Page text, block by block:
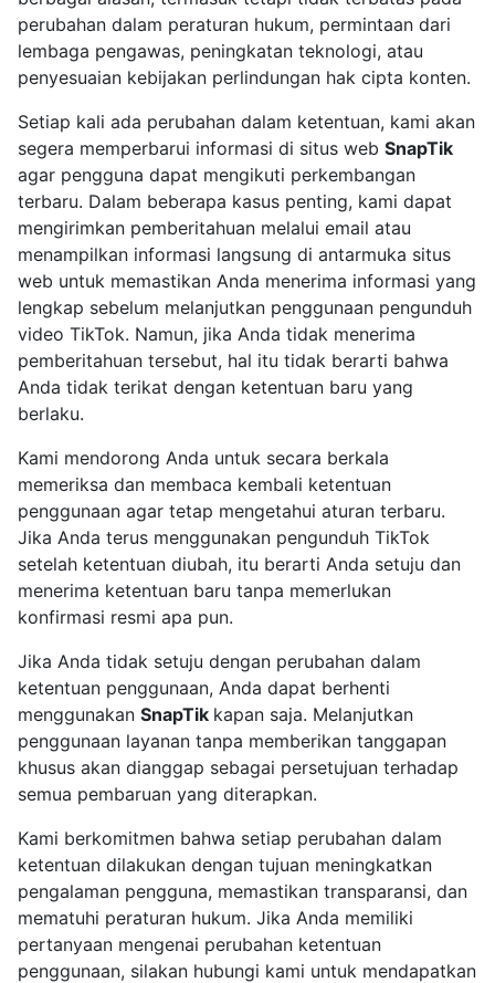
perubahan dalam peraturan hukum, permintaan dari
lembaga pengawas, peningkatan teknologi, atau
penyesuaian kebijakan perlindungan hak cipta konten.
Setiap kali ada perubahan dalam ketentuan, kami akan
segera memperbarui informasi di situs web SnapTik
agar pengguna dapat mengikuti perkembangan
terbaru. Dalam beberapa kasus penting, kami dapat
mengirimkan pemberitahuan melalui email atau
menampilkan informasi langsung di antarmuka situs
web untuk memastikan Anda menerima informasi yang
lengkap sebelum melanjutkan penggunaan pengunduh
video TikTok. Namun, jika Anda tidak menerima
pemberitahuan tersebut, hal itu tidak berarti bahwa
Anda tidak terikat dengan ketentuan baru yang
berlaku.
Kami mendorong Anda untuk secara berkala
memeriksa dan membaca kembali ketentuan
penggunaan agar tetap mengetahui aturan terbaru.
Jika Anda terus menggunakan pengunduh TikTok
setelah ketentuan diubah, itu berarti Anda setuju dan
menerima ketentuan baru tanpa memerlukan
konfirmasi resmi apa pun.
Jika Anda tidak setuju dengan perubahan dalam
ketentuan penggunaan, Anda dapat berhenti
menggunakan SnapTik kapan saja. Melanjutkan
penggunaan layanan tanpa memberikan tanggapan
khusus akan dianggap sebagai persetujuan terhadap
semua pembaruan yang diterapkan.
Kami berkomitmen bahwa setiap perubahan dalam
ketentuan dilakukan dengan tujuan meningkatkan
pengalaman pengguna, memastikan transparansi, dan
mematuhi peraturan hukum. Jika Anda memiliki
pertanyaan mengenai perubahan ketentuan
penggunaan, silakan hubungi kami untuk mendapatkan